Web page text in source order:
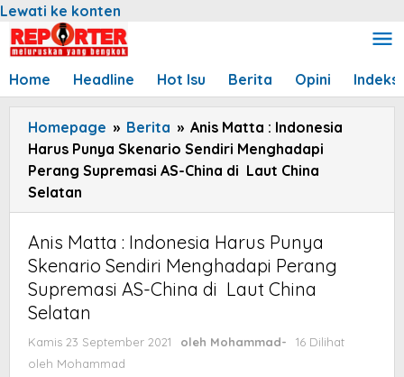
Lewati ke konten
Home Headline Hot Isu Berita Opini Indeks
Homepage » Berita » Anis Matta : Indonesia
Harus Punya Skenario Sendiri Menghadapi
Perang Supremasi AS-China di Laut China
Selatan
Anis Matta : Indonesia Harus Punya
Skenario Sendiri Menghadapi Perang
Supremasi AS-China di Laut China
Selatan
Kamis 23 September 2021 oleh Mohammad-
16 Dilihat
oleh Mohammad